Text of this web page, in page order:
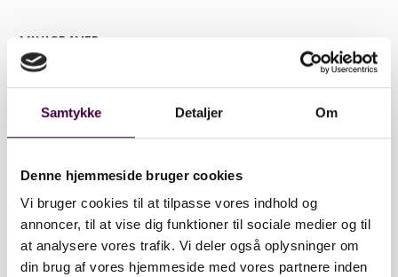
Samtykke Detaljer Om
Denne hjemmeside bruger cookies
Vi bruger cookies til at tilpasse vores indhold og
annoncer, til at vise dig funktioner til sociale medier og til
at analysere vores trafik. Vi deler også oplysninger om
din brug af vores hjemmeside med vores partnere inden
1-2 tons
4-5 tons
5-6 tons
6-7 tons